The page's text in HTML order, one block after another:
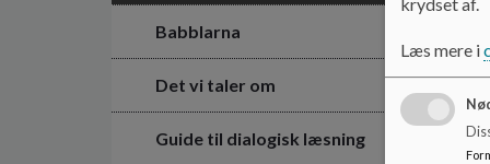
Babblarna
Det vi taler om
Guide til dialogisk læsning
krydset af.
Læs mere i